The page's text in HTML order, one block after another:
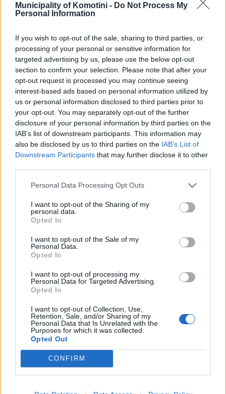
Municipality of Komotini - Do Not Process My
Personal Information
If you wish to opt-out of the sale, sharing to third parties, or
processing of your personal or sensitive information for
targeted advertising by us, please use the below opt-out
section to confirm your selection. Please note that after your
opt-out request is processed you may continue seeing
interest-based ads based on personal information utilized by
us or personal information disclosed to third parties prior to
your opt-out. You may separately opt-out of the further
disclosure of your personal information by third parties on the
IAB’s list of downstream participants. This information may
also be disclosed by us to third parties on the IAB’s List of
Downstream Participants that may further disclose it to other
Personal Data Processing Opt Outs
I want to opt-out of the Sharing of my
personal data.
Opted In
I want to opt-out of the Sale of my
Personal Data.
Opted In
I want to opt-out of processing my
Personal Data for Targeted Advertising.
Opted In
I want to opt-out of Collection, Use,
Retention, Sale, and/or Sharing of my
Personal Data that Is Unrelated with the
Purposes for which it was collected.
Opted Out
CONFIRM
Ο Δήμαρχος Κομοτηνής σε δηλώσεις του μετά την
των οικισμών μας ήταν, είναι και θα είναι ισότιμοι
δημότες μας. Με το συγκεκριμένο έργο θα
ανταποκριθούμε σε μέρος των αναγκών και των
αιτημάτων των ανθρώπων που κατοικούν και στηρίζουν
τα χωριά μας, προτεραιοποιώντας τις αποκαταστάσεις
εντός των οικισμών καθώς και των δρόμων που τους
συνδέουν. Στο μέτρο των οικονομικών δυνατοτήτων του
Δήμου μας προχωράμε βήμα- βήμα σε παρεμβάσεις που
θα βελτιώσουν την καθημερινότητα των κατοίκων».
Τηλεφωνικό Κέντρο
Τηλεφωνικό Κέντρο
25313-52400
FAX Δήμου
25310-83300
Κ.Α.Π.Η.
Νοσοκομείο
Αστυνομικό Τμήμα
25310-22100
Αρχ. Μουσείο
Γρήγορη Πλοήγηση